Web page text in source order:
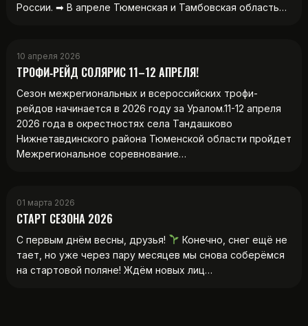
России. ➡ В апреле Тюменская и Тамбовская область…
10 апреля 2026
ТРОФИ‑РЕЙД СОЛЯРИС 11–12 АПРЕЛЯ!
Сезон межрегиональных и всероссийских трофи-
рейдов начинается в 2026 году за Уралом.11-12 апреля
2026 года в окрестностях села Тандашково
Нижнетавдинского района Тюменской области пройдет
Межрегиональное соревнование…
01 марта 2026
СТАРТ СЕЗОНА 2026
С первым днём весны, друзья!
Конечно, снег ещё не
тает, но уже через пару месяцев мы снова соберёмся
на стартовой поляне! Ждём новых лиц…